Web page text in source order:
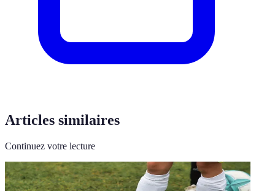
Articles similaires
Continuez votre lecture